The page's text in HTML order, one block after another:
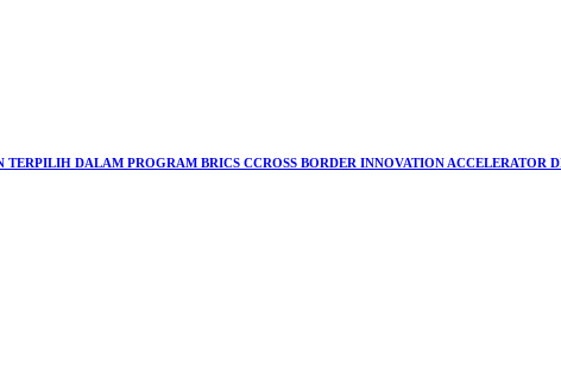
DALAM PROGRAM BRICS CCROSS BORDER INNOVATION ACCELERATOR